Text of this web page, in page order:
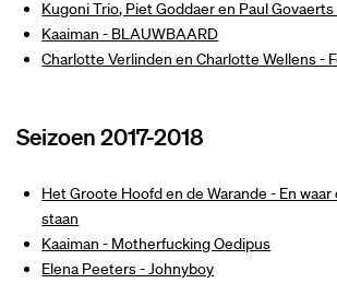
Kugoni Trio, Piet Goddaer en Paul Govaerts
Kaaiman - BLAUWBAARD
Charlotte Verlinden en Charlotte Wellens -
Seizoen 2017-2018
Het Groote Hoofd en de Warande - En
staan
Kaaiman - Motherfucking Oedipus
Elena Peeters - Johnyboy